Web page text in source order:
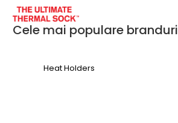
Cele mai populare branduri
Heat Holders